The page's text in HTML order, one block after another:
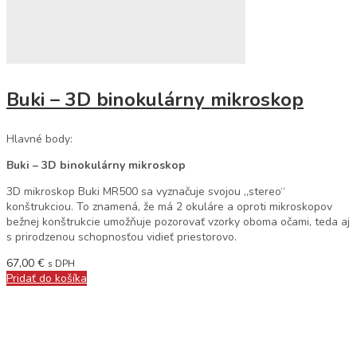
Buki – 3D binokulárny mikroskop
Hlavné body:
Buki – 3D binokulárny mikroskop
3D mikroskop Buki MR500 sa vyznačuje svojou „stereo“
konštrukciou. To znamená, že má 2 okuláre a oproti mikroskopov
bežnej konštrukcie umožňuje pozorovať vzorky oboma očami, teda aj
s prirodzenou schopnosťou vidieť priestorovo.
67,00 € s DPH
Pridať do košíka